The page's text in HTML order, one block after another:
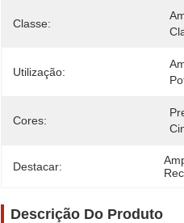
Classe:
Utilização:
Cores:
Destacar:
Descrição Do Produto